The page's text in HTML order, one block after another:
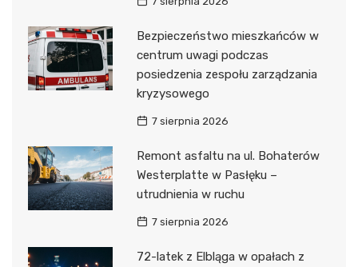
Bezpieczeństwo mieszkańców w
centrum uwagi podczas
posiedzenia zespołu zarządzania
kryzysowego
7 sierpnia 2026
Remont asfaltu na ul. Bohaterów
Westerplatte w Pasłęku –
utrudnienia w ruchu
7 sierpnia 2026
72-latek z Elbląga w opałach z